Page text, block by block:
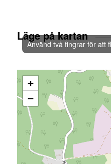
Läge på kartan
+
−
Använd två fingrar för att